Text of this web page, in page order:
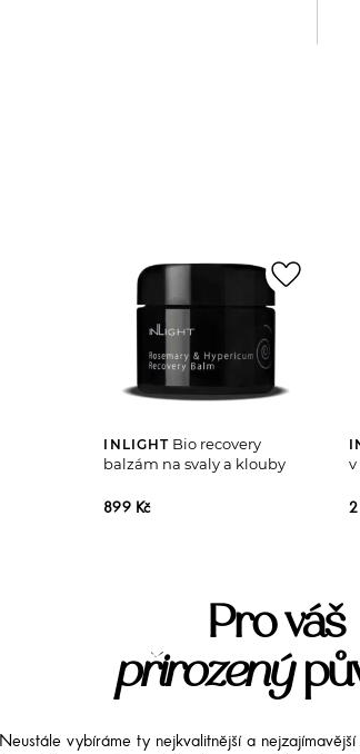
INLIGHT Bio recovery
balzám na svaly a klouby
899 Kč
favorite_border
v
2
Pro váš
přirozený
Neustále vybíráme ty nejkvalitnější a